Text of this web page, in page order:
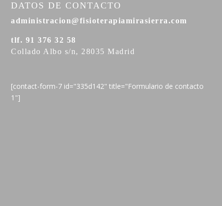
DATOS DE CONTACTO
administracion@fisioterapiamirasierra.com
tlf. 91 376 32 58
Collado Albo s/n, 28035 Madrid
[contact-form-7 id="335d142" title="Formulario de contacto
1"]